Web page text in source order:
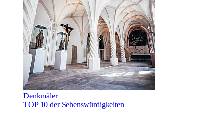
Denkmäler
TOP 10 der Sehenswürdigkeiten